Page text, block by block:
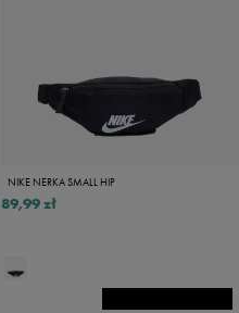
NIKE NERKA SMALL HIP
89,99 zł